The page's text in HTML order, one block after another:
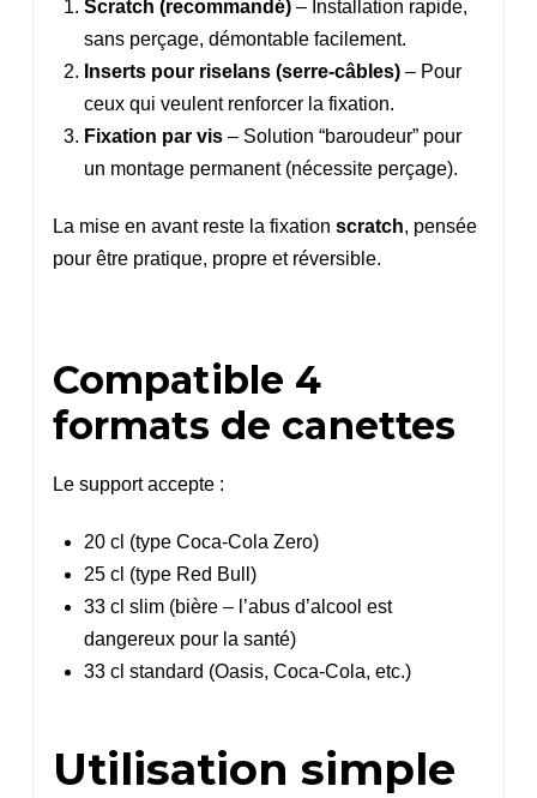
Scratch (recommandé) – Installation rapide,
sans perçage, démontable facilement.
Inserts pour riselans (serre-câbles) – Pour
ceux qui veulent renforcer la fixation.
Fixation par vis – Solution “baroudeur” pour
un montage permanent (nécessite perçage).
La mise en avant reste la fixation scratch, pensée
pour être pratique, propre et réversible.
Compatible 4
formats de canettes
Le support accepte :
20 cl (type Coca-Cola Zero)
25 cl (type Red Bull)
33 cl slim (bière – l’abus d’alcool est
dangereux pour la santé)
33 cl standard (Oasis, Coca-Cola, etc.)
Utilisation simple